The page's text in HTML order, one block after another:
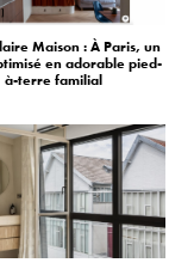
Maison : À Paris, un
en adorable pied-
à-terre familial